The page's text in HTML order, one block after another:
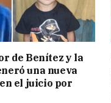
de Benítez y la
una nueva
el juicio por